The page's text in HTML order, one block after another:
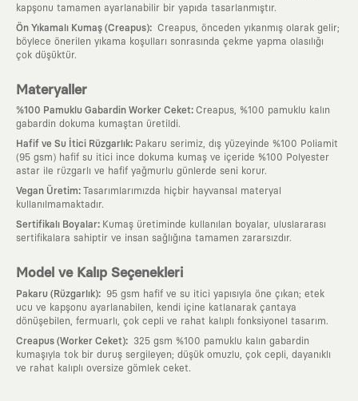
kapşonu tamamen ayarlanabilir bir yapıda tasarlanmıştır.
Ön Yıkamalı Kumaş (Creapus): Creapus, önceden yıkanmış olarak gelir;
böylece önerilen yıkama koşulları sonrasında çekme yapma olasılığı
çok düşüktür.
Materyaller
%100 Pamuklu Gabardin Worker Ceket: Creapus, %100 pamuklu kalın
gabardin dokuma kumaştan üretildi.
Hafif ve Su İtici Rüzgarlık: Pakaru serimiz, dış yüzeyinde %100 Poliamit
(95 gsm) hafif su itici ince dokuma kumaş ve içeride %100 Polyester
astar ile rüzgarlı ve hafif yağmurlu günlerde seni korur.
Vegan Üretim: Tasarımlarımızda hiçbir hayvansal materyal
kullanılmamaktadır.
Sertifikalı Boyalar: Kumaş üretiminde kullanılan boyalar, uluslararası
sertifikalara sahiptir ve insan sağlığına tamamen zararsızdır.
Model ve Kalıp Seçenekleri
Pakaru (Rüzgarlık):
95 gsm hafif ve su itici yapısıyla öne çıkan; etek
ucu ve kapşonu ayarlanabilen, kendi içine katlanarak çantaya
dönüşebilen, fermuarlı, çok cepli ve rahat kalıplı fonksiyonel tasarım.
Creapus (Worker Ceket):
325 gsm %100 pamuklu kalın gabardin
kumaşıyla tok bir duruş sergileyen; düşük omuzlu, çok cepli, dayanıklı
ve rahat kalıplı oversize gömlek ceket.